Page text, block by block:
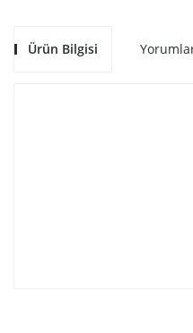
Ürün Bilgisi